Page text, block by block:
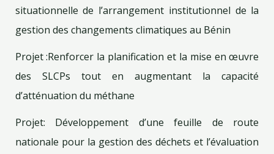
situationnelle de l’arrangement institutionnel de la
gestion des changements climatiques au Bénin
Projet :Renforcer la planification et la mise en œuvre
des SLCPs tout en augmentant la capacité
d’atténuation du méthane
Projet: Développement d’une feuille de route
nationale pour la gestion des déchets et l’évaluation